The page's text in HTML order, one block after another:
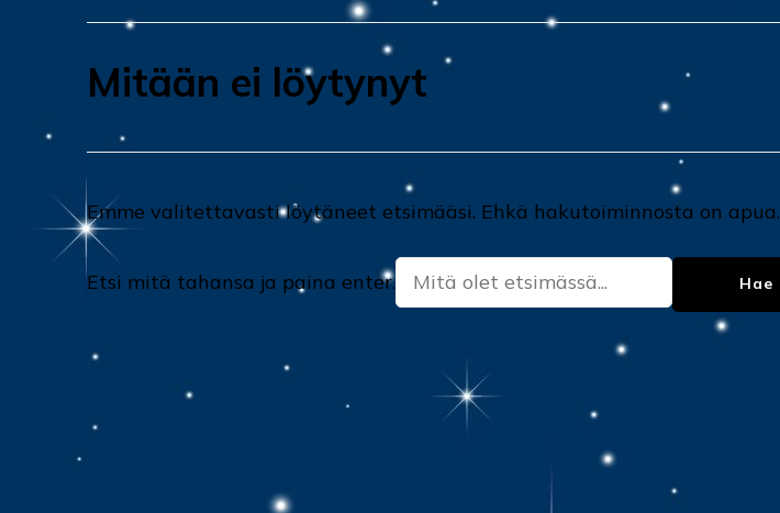
Mitään ei löytynyt
Emme valitettavasti löytäneet etsimääsi. Ehkä hakutoiminnosta on apua.
Etsitkö
Etsi mitä tahansa ja paina enter.